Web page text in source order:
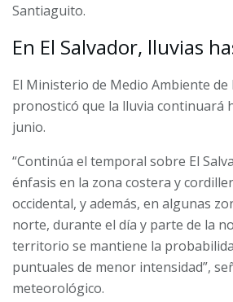
Santiaguito.
En El Salvador, lluvias
El Ministerio de Medio Ambiente de
pronosticó que la lluvia continuará
junio.
“Continúa el temporal sobre El
énfasis en la zona costera y
occidental, y además, en algunas
norte, durante el día y parte de la
territorio se mantiene la
puntuales de menor intensidad”,
meteorológico.